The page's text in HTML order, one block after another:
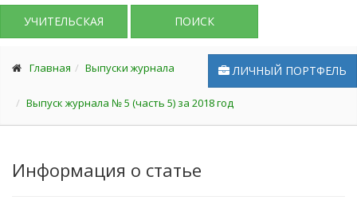
УЧИТЕЛЬСКАЯ ПОИСК
ЛИЧНЫЙ ПОРТФЕЛЬ
Главная Выпуски журнала
Выпуск журнала № 5 (часть 5) за 2018 год
Информация о статье